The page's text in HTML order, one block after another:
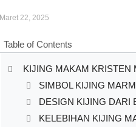
Maret 22, 2025
Table of Contents
KIJING MAKAM KRISTEN
SIMBOL KIJING
DESIGN KIJING DARI
KELEBIHAN KIJING